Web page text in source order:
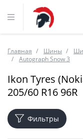
Главная Шины
Autograph Snow 3
Ikon Tyres
205/60 R16 96R
Фильтры